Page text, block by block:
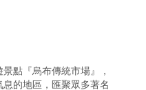
點『烏布傳統市場』，
的地區，匯聚眾多著名